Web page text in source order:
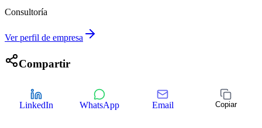
Consultoría
Ver perfil de empresa
Compartir
LinkedIn WhatsApp Email Copiar